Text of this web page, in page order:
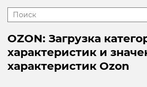
OZON: Загрузка
характеристик и
характеристик Ozon